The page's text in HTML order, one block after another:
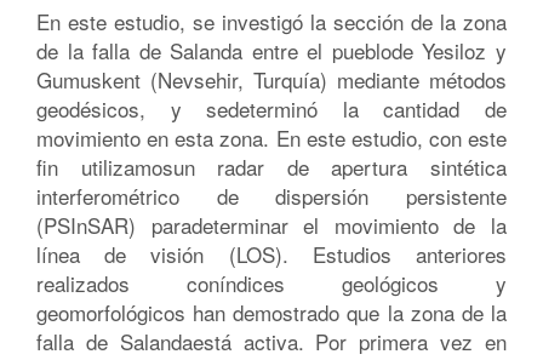
En este estudio, se investigó la sección de la zona
de la falla de Salanda entre el pueblode Yesiloz y
Gumuskent (Nevsehir, Turquía) mediante métodos
geodésicos, y sedeterminó la cantidad de
movimiento en esta zona. En este estudio, con este
fin utilizamosun radar de apertura sintética
interferométrico de dispersión persistente
(PSInSAR) paradeterminar el movimiento de la
línea de visión (LOS). Estudios anteriores
realizados coníndices geológicos y
geomorfológicos han demostrado que la zona de la
falla de Salandaestá activa. Por primera vez en